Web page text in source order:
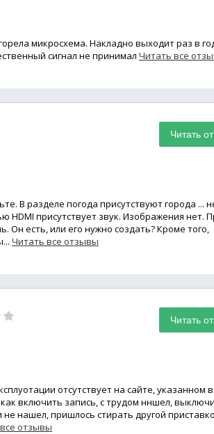
микросхема. Накладно выходит раз в
сигнал не принимал Читать все
Читать
В разделе погода присутствуют города ...
присутствует звук. Изображения нет.
Он есть, или его нужно создать? Кроме того,
Читать все отзывы
Читать
отсутствует на сайте, указанном в
включить запись, с трудом нншел,
нашел, пришлось стирать другой
отзывы